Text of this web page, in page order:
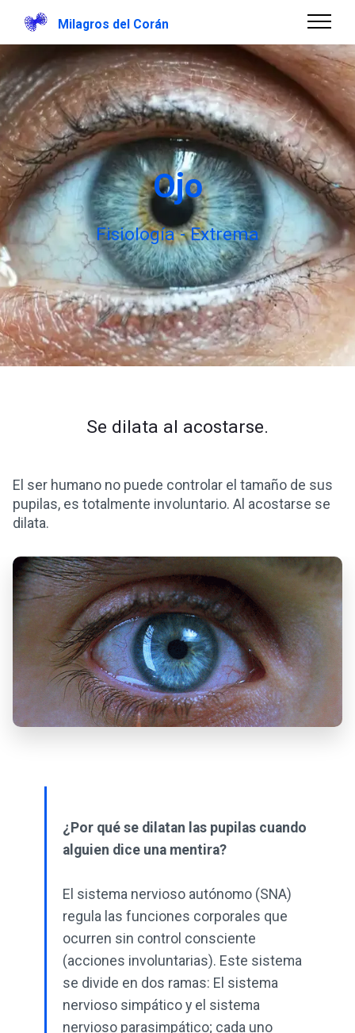
Milagros del Corán
Ojo
Fisiología - Extrema
Se dilata al acostarse.
El ser humano no puede controlar el tamaño de sus
pupilas, es totalmente involuntario. Al acostarse se
dilata.
¿Por qué se dilatan las pupilas cuando
alguien dice una mentira?
El sistema nervioso autónomo (SNA)
regula las funciones corporales que
ocurren sin control consciente
(acciones involuntarias). Este sistema
se divide en dos ramas: El sistema
nervioso simpático y el sistema
nervioso parasimpático; cada uno